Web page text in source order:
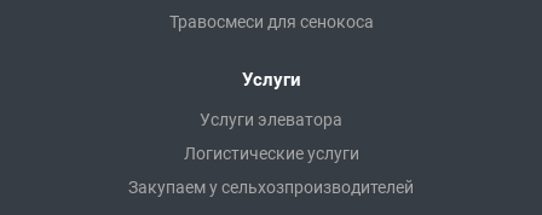
Травосмеси для сенокоса
Услуги
Услуги элеватора
Логистические услуги
Закупаем у сельхозпроизводителей